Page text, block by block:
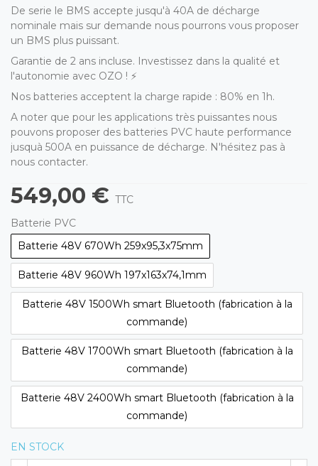
De serie le BMS accepte jusqu'à 40A de décharge
nominale mais sur demande nous pourrons vous proposer
un BMS plus puissant.
Garantie de 2 ans incluse. Investissez dans la qualité et
l'autonomie avec OZO ! ⚡
Nos batteries acceptent la charge rapide : 80% en 1h.
A noter que pour les applications très puissantes nous
pouvons proposer des batteries PVC haute performance
jusquà 500A en puissance de décharge. N'hésitez pas à
nous contacter.
549,00 € TTC
Batterie PVC
Batterie 48V 670Wh 259x95,3x75mm
Batterie 48V 960Wh 197x163x74,1mm
Batterie 48V 1500Wh smart Bluetooth (fabrication à la
commande)
Batterie 48V 1700Wh smart Bluetooth (fabrication à la
commande)
Batterie 48V 2400Wh smart Bluetooth (fabrication à la
commande)
EN STOCK